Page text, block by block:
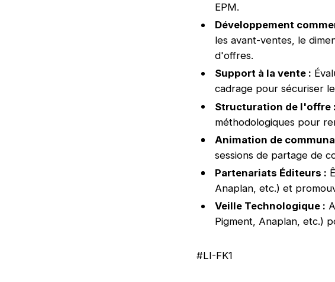
EPM.
Développement
les avant-ventes, le
d'offres.
Support à la vente :
cadrage pour sécuriser
Structuration de l'offre :
méthodologiques pour
Animation de
sessions de partage de
Partenariats Éditeurs :
Anaplan, etc.) et
Veille Technologique :
Pigment, Anaplan, etc.)
#LI-FK1